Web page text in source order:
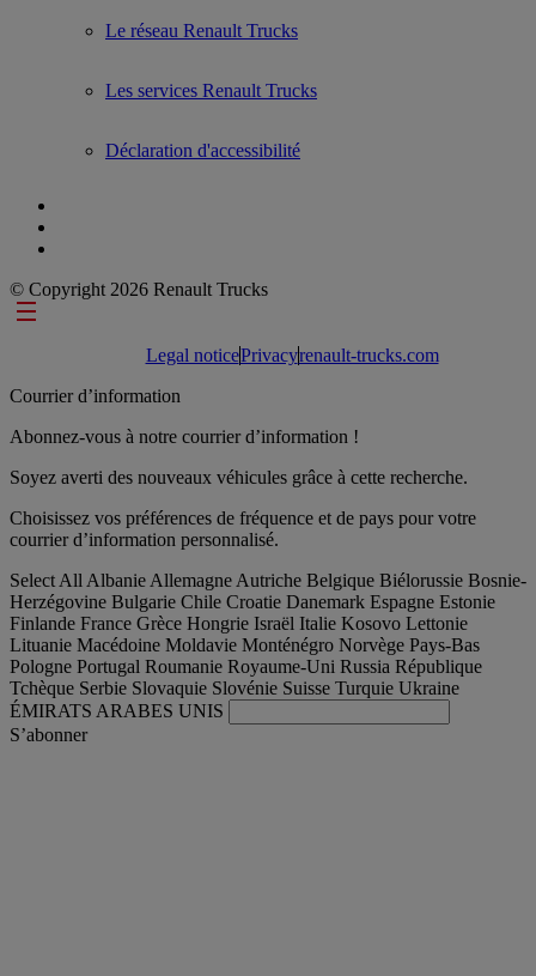
Le réseau Renault Trucks
Les services Renault Trucks
Déclaration d'accessibilité
© Copyright 2026 Renault Trucks
Footer links
Legal noticePrivacyrenault-trucks.com
Courrier d’information
Abonnez-vous à notre courrier d’information !
Soyez averti des nouveaux véhicules grâce à cette recherche.
Choisissez vos préférences de fréquence et de pays pour votre
courrier d’information personnalisé.
Select All Albanie Allemagne Autriche Belgique Biélorussie Bosnie-
Herzégovine Bulgarie Chile Croatie Danemark Espagne Estonie
Finlande France Grèce Hongrie Israël Italie Kosovo Lettonie
Lituanie Macédoine Moldavie Monténégro Norvège Pays-Bas
Pologne Portugal Roumanie Royaume-Uni Russia République
Tchèque Serbie Slovaquie Slovénie Suisse Turquie Ukraine
ÉMIRATS ARABES UNIS
S’abonner